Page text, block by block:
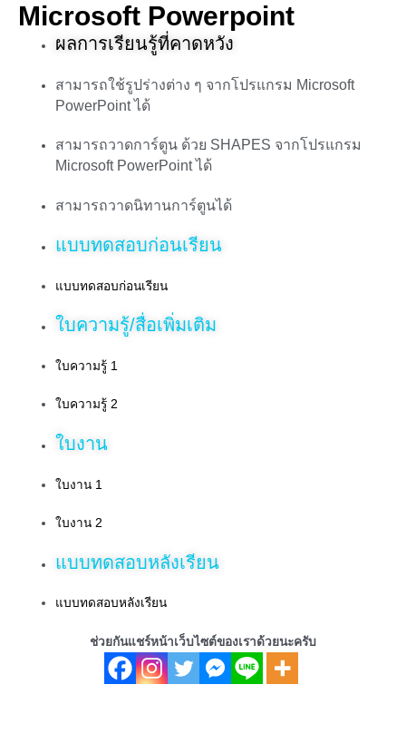
Microsoft Powerpoint
ผลการเรียนรู้ที่คาดหวัง
สามารถใช้รูปร่างต่าง ๆ จากโปรแกรม Microsoft
PowerPoint ได้
สามารถวาดการ์ตูน ด้วย SHAPES จากโปรแกรม
Microsoft PowerPoint ได้
สามารถวาดนิทานการ์ตูนได้
แบบทดสอบก่อนเรียน
แบบทดสอบก่อนเรียน
ใบความรู้/สื่อเพิ่มเติม
ใบความรู้ 1
ใบความรู้ 2
ใบงาน
ใบงาน 1
ใบงาน 2
แบบทดสอบหลังเรียน
แบบทดสอบหลังเรียน
ช่วยกันแชร์หน้าเว็บไซต์ของเราด้วยนะครับ